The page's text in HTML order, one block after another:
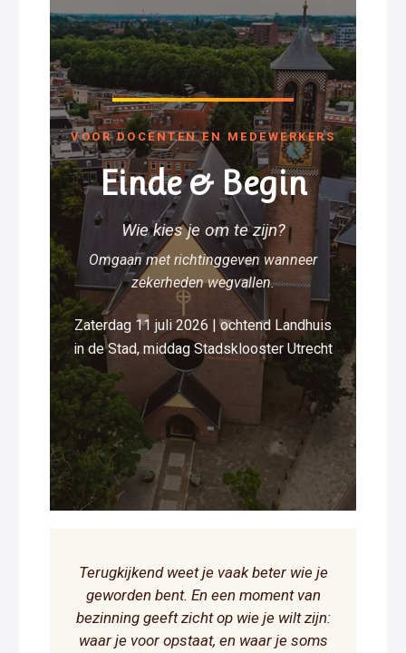
VOOR DOCENTEN EN MEDEWERKERS
Einde & Begin
Wie kies je om te zijn?
Omgaan met richtinggeven wanneer
zekerheden wegvallen.
Zaterdag 11 juli 2026 | ochtend Landhuis
in de Stad, middag Stadsklooster Utrecht
Terugkijkend weet je vaak beter wie je
geworden bent. En een moment van
bezinning geeft zicht op wie je wilt zijn:
waar je voor opstaat, en waar je soms